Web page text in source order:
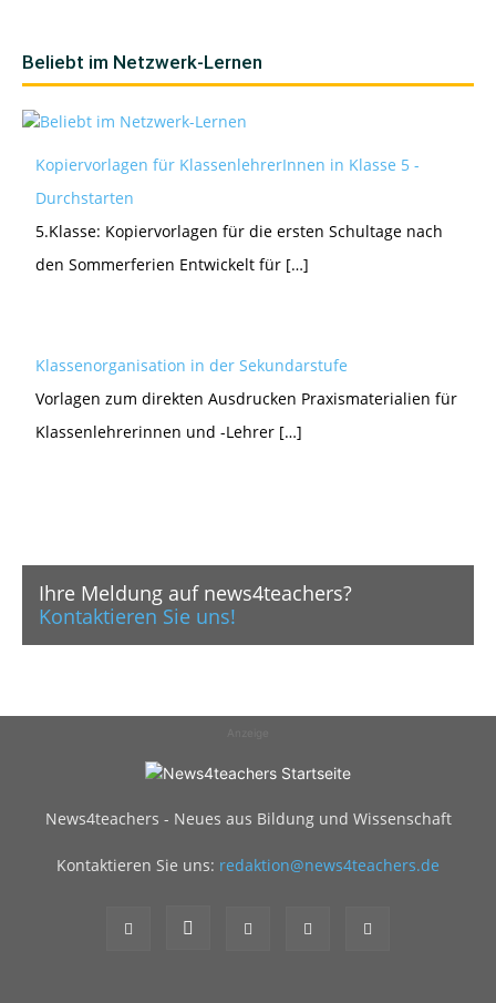
Beliebt im Netzwerk-Lernen
Kopiervorlagen für KlassenlehrerInnen in Klasse 5 -
Durchstarten
5.Klasse: Kopiervorlagen für die ersten Schultage nach
den Sommerferien Entwickelt für […]
Klassenorganisation in der Sekundarstufe
Vorlagen zum direkten Ausdrucken Praxismaterialien für
Klassenlehrerinnen und -Lehrer […]
Ihre Meldung auf news4teachers?
Kontaktieren Sie uns!
News4teachers - Neues aus Bildung und Wissenschaft
Kontaktieren Sie uns: redaktion@news4teachers.de